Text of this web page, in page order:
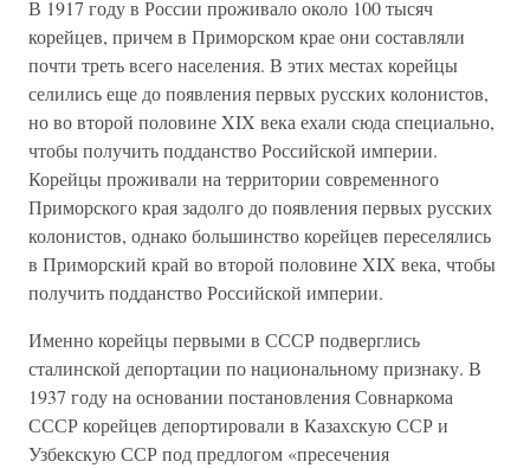
В 1917 году в России проживало около 100 тысяч
корейцев, причем в Приморском крае они составляли
почти треть всего населения. В этих местах корейцы
селились еще до появления первых русских колонистов,
но во второй половине XIX века ехали сюда специально,
чтобы получить подданство Российской империи.
Корейцы проживали на территории современного
Приморского края задолго до появления первых русских
колонистов, однако большинство корейцев переселялись
в Приморский край во второй половине XIX века, чтобы
получить подданство Российской империи.
Именно корейцы первыми в СССР подверглись
сталинской депортации по национальному признаку. В
1937 году на основании постановления Совнаркома
СССР корейцев депортировали в Казахскую ССР и
Узбекскую ССР под предлогом «пресечения